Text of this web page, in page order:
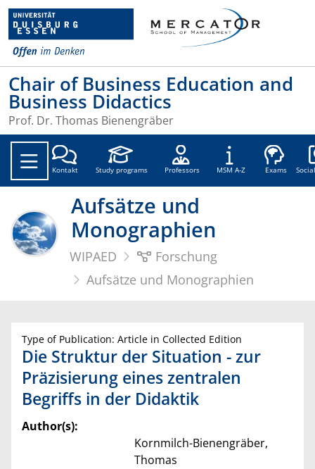
Chair of Business Education and
Business Didactics
Prof. Dr. Thomas Bienengräber
Kontakt Study programs Professors MSM A-Z Exams
Aufsätze und
Monographien
WIPAED
Forschung
Aufsätze und Monographien
Type of Publication: Article in Collected Edition
Die Struktur der Situation - zur
Präzisierung eines zentralen
Begriffs in der Didaktik
Author(s):
Kornmilch-Bienengräber,
Thomas